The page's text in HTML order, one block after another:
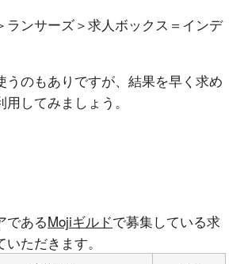
ランサーズ＞求人ボックス＝インデ
うのもありですが、結果を早く求め
してみましょう。
であるMojiギルドで募集している求
ただきます。